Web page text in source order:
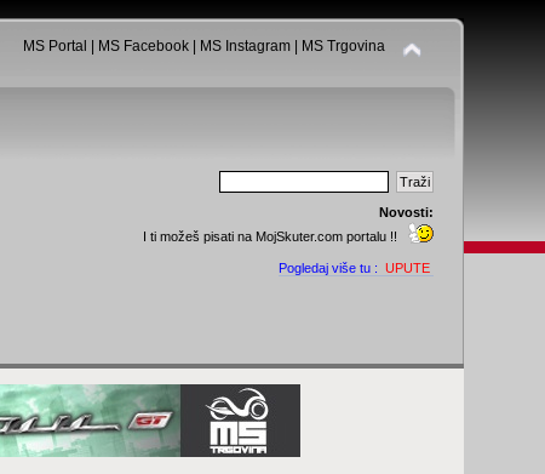
MS Portal MS Facebook| MS Instagram| MS Trgovina
Novosti:
I ti možeš pisati na MojSkuter.com portalu !!
Pogledaj više tu : UPUTE